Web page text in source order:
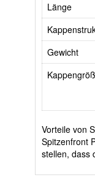
Länge
Gewicht
Vorteile von
Spitzenfront
stellen, dass